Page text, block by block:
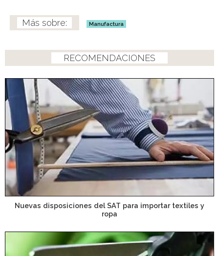
Manufactura
RECOMENDACIONES
Nuevas disposiciones del SAT para importar textiles y
ropa